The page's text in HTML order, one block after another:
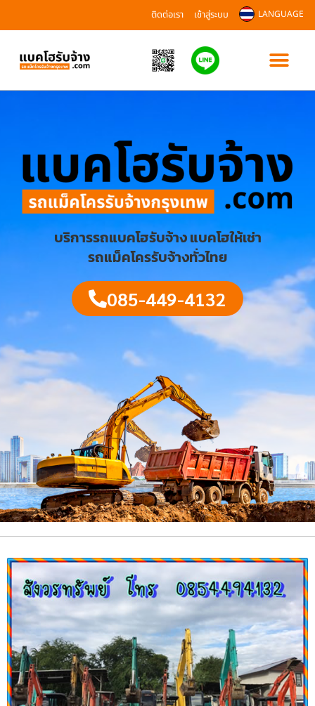
ติดต่อเรา เข้าสู่ระบบ LANGUAGE
บริการรถแบคโฮรับจ้าง แบคโฮให้เช่า
รถแม็คโครรับจ้างทั่วไทย
085-449-4132